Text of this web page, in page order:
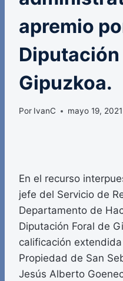
apremio
Diputación
Gipuzkoa.
Por IvanC mayo 19, 2021
En el recurso
jefe del Servicio de
Departamento de
Diputación Foral de
calificación
Propiedad de San
Jesús Alberto